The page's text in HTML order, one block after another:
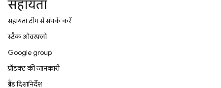
सहायता
सहायता टीम से संपर्क करें
स्टैक ओवरफ़्लो
Google group
प्रॉडक्ट की जानकारी
ब्रैंड दिशानिर्देश